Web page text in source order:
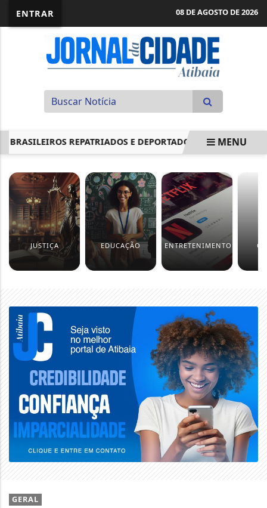
ENTRAR 08 DE AGOSTO DE 2026
REPATRIADOS E DEPORTADOS COMISSÃO
MENU
JUSTIÇA EDUCAÇÃO ENTRETENIMENTO
GERAL